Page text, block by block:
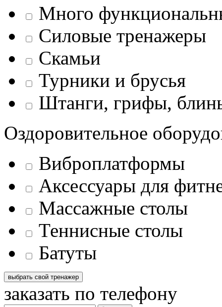
Много
Силовые тренажеры
Скамьи
Турники и брусья
Штанги, грифы,
Оздоровительное
Виброплатформы
Аксессуары для
Массажные столы
Теннисные столы
Батуты
заказать по телефону